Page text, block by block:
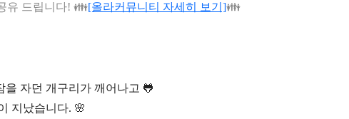
유 드립니다! 👪[올라커뮤니티 자세히 보기]👪
자던 개구리가 깨어나고 🐸
지났습니다. 🌸